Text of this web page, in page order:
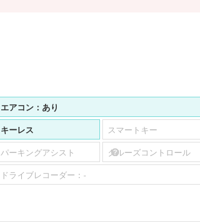
エアコン： あり
キーレス
スマートキー
パーキングアシスト
クルーズコントロール
ドライブレコーダー： -